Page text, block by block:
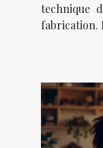
technique
fabrication.